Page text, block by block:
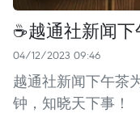
☕️越通社新闻下
04/12/2023 09:46
越通社新闻下午茶
钟，知晓天下事！